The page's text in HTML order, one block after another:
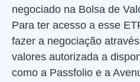
negociado na Bolsa de
Para ter acesso a esse
fazer a negociação
valores autorizada a
como a Passfolio e a